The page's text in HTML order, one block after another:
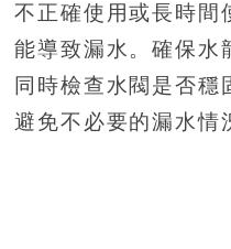
不正確使用或長時間
能導致漏水。確保水
同時檢查水閥是否穩
避免不必要的漏水情